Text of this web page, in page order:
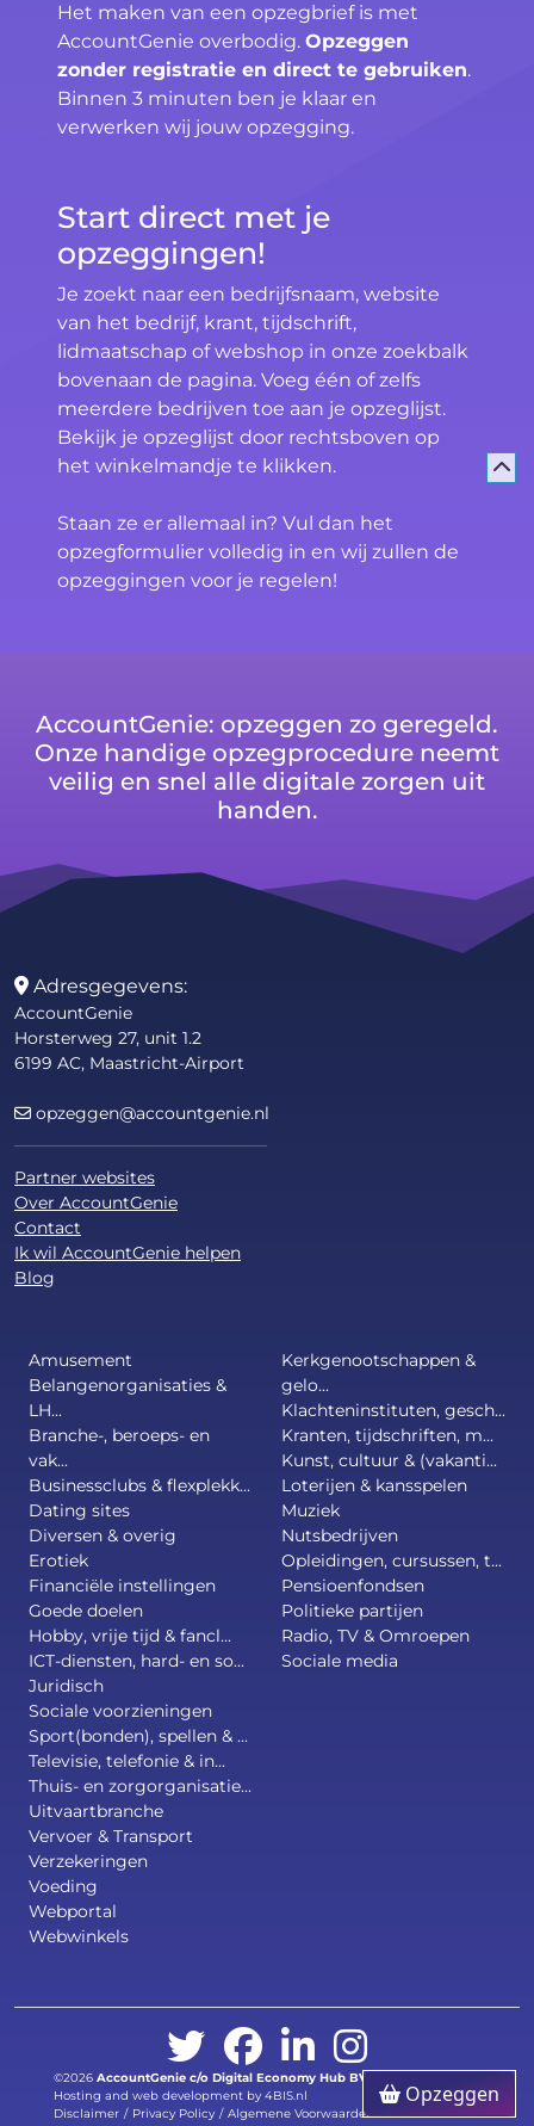
Opzeggen
Het maken van een opzegbrief is met
AccountGenie overbodig. Opzeggen
zonder registratie en direct te gebruiken.
Binnen 3 minuten ben je klaar en
verwerken wij jouw opzegging.
Start direct met je
opzeggingen!
Je zoekt naar een bedrijfsnaam, website
van het bedrijf, krant, tijdschrift,
lidmaatschap of webshop in onze zoekbalk
bovenaan de pagina. Voeg één of zelfs
meerdere bedrijven toe aan je opzeglijst.
Bekijk je opzeglijst door rechtsboven op
het winkelmandje te klikken.
Staan ze er allemaal in? Vul dan het
opzegformulier volledig in en wij zullen de
opzeggingen voor je regelen!
AccountGenie: opzeggen zo geregeld.
Onze handige opzegprocedure neemt
veilig en snel alle digitale zorgen uit
handen.
Adresgegevens:
AccountGenie
Horsterweg 27, unit 1.2
6199 AC, Maastricht-Airport
opzeggen@accountgenie.nl
Partner websites
Over AccountGenie
Contact
Ik wil AccountGenie helpen
Blog
Amusement
Belangenorganisaties &
LH...
Branche-, beroeps- en
vak...
Businessclubs & flexplekk...
Dating sites
Diversen & overig
Erotiek
Financiële instellingen
Goede doelen
Hobby, vrije tijd & fancl...
ICT-diensten, hard- en so...
Juridisch
Kerkgenootschappen &
gelo...
Klachteninstituten, gesch...
Kranten, tijdschriften, m...
Kunst, cultuur & (vakanti...
Loterijen & kansspelen
Muziek
Nutsbedrijven
Opleidingen, cursussen, t...
Pensioenfondsen
Politieke partijen
Radio, TV & Omroepen
Sociale media
Sociale voorzieningen
Sport(bonden), spellen & ...
Televisie, telefonie & in...
Thuis- en zorgorganisatie...
Uitvaartbranche
Vervoer & Transport
Verzekeringen
Voeding
Webportal
Webwinkels
©2026 AccountGenie c/o Digital Economy Hub BV
Hosting and web development by 4BIS.nl
Disclaimer / Privacy Policy / Algemene Voorwaarden